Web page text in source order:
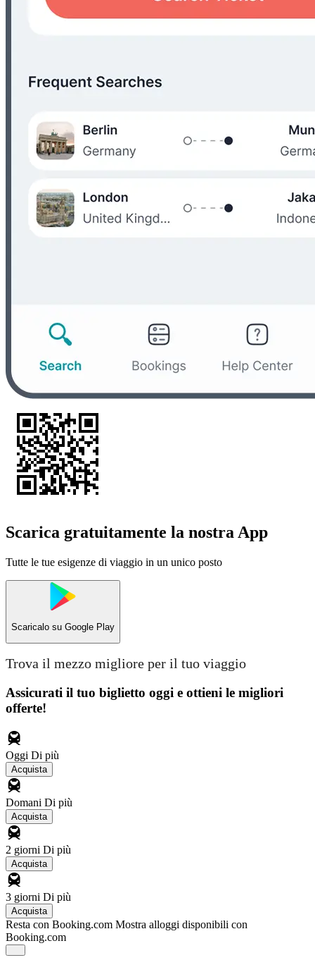
Scarica gratuitamente la nostra App
Tutte le tue esigenze di viaggio in un unico posto
Scaricalo su Google Play
Trova il mezzo migliore per il tuo viaggio
Assicurati il ​​tuo biglietto oggi e ottieni le migliori
offerte!
Oggi Di più
Acquista
Domani Di più
Acquista
2 giorni Di più
Acquista
3 giorni Di più
Acquista
Resta con Booking.com Mostra alloggi disponibili con
Booking.com